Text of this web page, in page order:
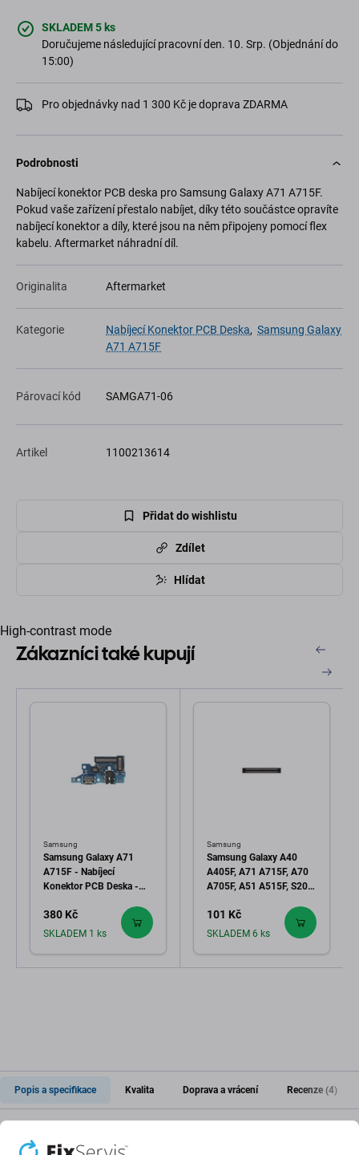
SKLADEM 5 ks
Doručujeme následující pracovní den. 10. Srp. (Objednání do
15:00)
Pro objednávky nad 1 300 Kč je doprava ZDARMA
Podrobnosti
Nabíjecí konektor PCB deska pro Samsung Galaxy A71 A715F.
Pokud vaše zařízení přestalo nabíjet, díky této součástce opravíte
nabíjecí konektor a díly, které jsou na něm připojeny pomocí flex
kabelu. Aftermarket náhradní díl.
Originalita Aftermarket
Kategorie Nabíjecí Konektor PCB Deska, Samsung Galaxy
A71 A715F
Párovací kód SAMGA71-06
Artikel 1100213614
Přidat do wishlistu
Zdílet
Hlídat
High-contrast mode
Zákazníci také kupují
Samsung
Samsung Galaxy A71
A715F - Nabíjecí
Konektor PCB Deska -
Service Pack
380 Kč
SKLADEM 1 ks
Samsung
Samsung Galaxy A40
A405F, A71 A715F, A70
A705F, A51 A515F, S20
Základní Desky - 3710-
004285 Genuine Service
101 Kč
SKLADEM 6 ks
Popis a specifikace Kvalita Doprava a vrácení Recenze (4)